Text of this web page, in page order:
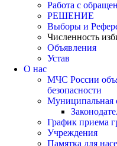
Работа с
РЕШЕНИЕ
Выборы и
Численность
Объявления
Устав
О нас
МЧС России
безопасности
Муниципальная
График приема
Учреждения
Памятка для